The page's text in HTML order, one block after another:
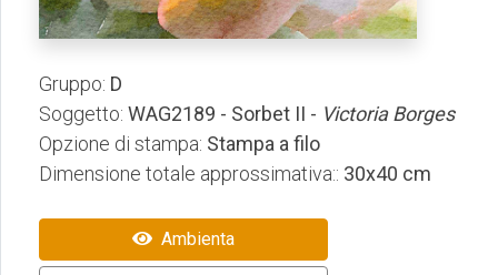
Gruppo: D
Soggetto: WAG2189 - Sorbet II - Victoria Borges
Opzione di stampa: Stampa a filo
Dimensione totale approssimativa:: 30x40 cm
Ambienta